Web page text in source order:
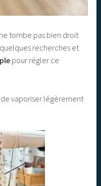
tombe pas bien droit
recherches et
pour régler ce
vaporiser légèrement